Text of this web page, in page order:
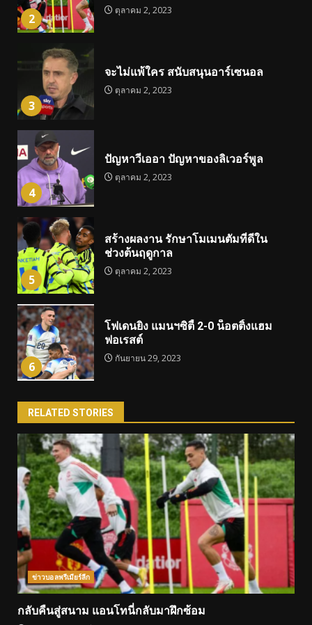
2
ตุลาคม 2, 2023
3
จะไม่แพ้ใคร สนับสนุนอาร์เซนอล
ตุลาคม 2, 2023
4
ปัญหาวีเออา ปัญหาของลิเวอร์พูล
ตุลาคม 2, 2023
5
สร้างผลงาน รักษาโมเมนตัมที่ดีใน
ช่วงต้นฤดูกาล
ตุลาคม 2, 2023
6
โฟเดนยิง แมนฯซิตี้ 2-0 น็อตติ้งแฮม
ฟอเรสต์
กันยายน 29, 2023
RELATED STORIES
ข่าวบอลพรีเมียร์ลีก
กลับคืนสู่สนาม แอนโทนี่กลับมาฝึกซ้อม